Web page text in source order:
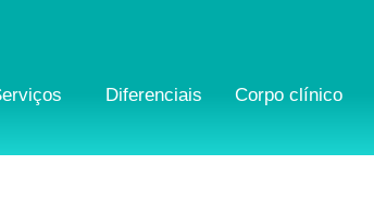
Diferenciais Corpo clínico